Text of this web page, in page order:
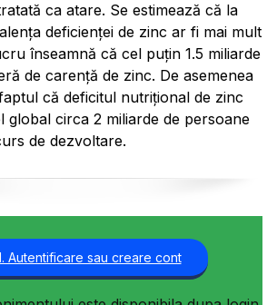
ca atare. Se estimează că la
deficienţei de zinc ar fi mai mult
înseamnă că cel puţin 1.5 miliarde
de carenţă de zinc. De asemenea
că deficitul nutriţional de zinc
global circa 2 miliarde de persoane
de dezvoltare.
Autentificare sau creare cont